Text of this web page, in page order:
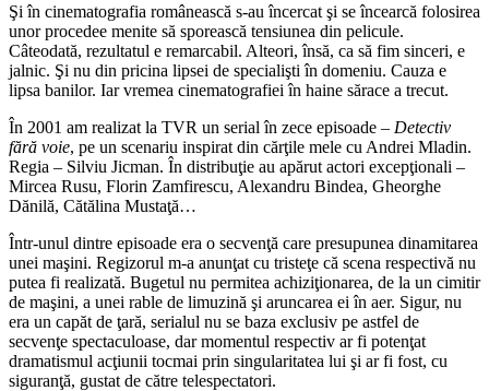
Şi în cinematografia românească s-au încercat şi se încearcă folosirea
unor procedee menite să sporească tensiunea din pelicule.
Câteodată, rezultatul e remarcabil. Alteori, însă, ca să fim sinceri, e
jalnic. Şi nu din pricina lipsei de specialişti în domeniu. Cauza e
lipsa banilor. Iar vremea cinematografiei în haine sărace a trecut.
În 2001 am realizat la TVR un serial în zece episoade – Detectiv
fără voie, pe un scenariu inspirat din cărţile mele cu Andrei Mladin.
Regia – Silviu Jicman. În distribuţie au apărut actori excepţionali –
Mircea Rusu, Florin Zamfirescu, Alexandru Bindea, Gheorghe
Dănilă, Cătălina Mustaţă…
Într-unul dintre episoade era o secvenţă care presupunea dinamitarea
unei maşini. Regizorul m-a anunţat cu tristeţe că scena respectivă nu
putea fi realizată. Bugetul nu permitea achiziţionarea, de la un cimitir
de maşini, a unei rable de limuzină şi aruncarea ei în aer. Sigur, nu
era un capăt de ţară, serialul nu se baza exclusiv pe astfel de
secvenţe spectaculoase, dar momentul respectiv ar fi potenţat
dramatismul acţiunii tocmai prin singularitatea lui şi ar fi fost, cu
siguranţă, gustat de către telespectatori.